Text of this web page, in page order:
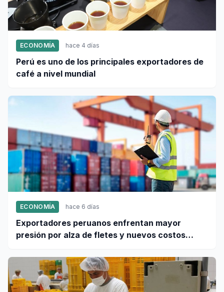
ECONOMÍA hace 4 días
Perú es uno de los principales exportadores de
café a nivel mundial
ECONOMÍA hace 6 días
Exportadores peruanos enfrentan mayor
presión por alza de fletes y nuevos costos